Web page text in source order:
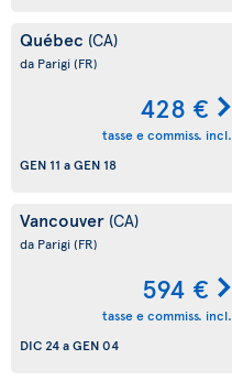
Québec (CA)
da Parigi(FR)
428 €
tasse e commiss. incl.
GEN 11 aGEN 18
Vancouver (CA)
da Parigi(FR)
594 €
tasse e commiss. incl.
DIC 24aGEN 04